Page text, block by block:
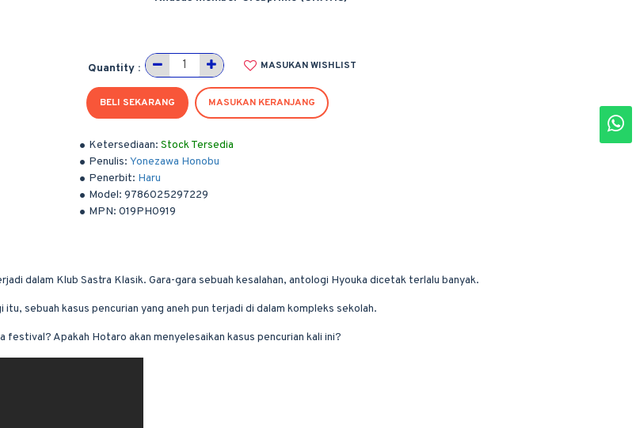
Ketersediaan: Stock Tersedia
Penulis: Yonezawa Honobu
Penerbit: Haru
Model: 9786025297229
MPN: 019PH0919
Quantity : MASUKAN WISHLIST
BELI SEKARANG MASUKAN KERANJANG
dalam Klub Sastra Klasik. Gara-gara sebuah kesalahan, antologi Hyouka dicetak terlalu banyak.
sebuah kasus pencurian yang aneh pun terjadi di dalam kompleks sekolah.
Apakah Hotaro akan menyelesaikan kasus pencurian kali ini?